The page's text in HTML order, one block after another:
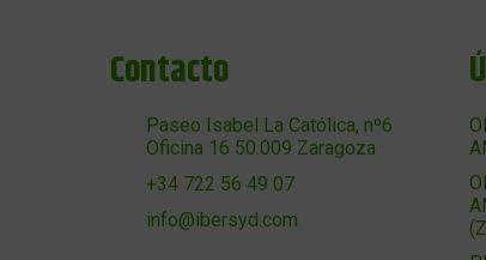
Contacto
Paseo Isabel La Católica, nº6
Oficina 16 50.009 Zaragoza
+34 722 56 49 07
info@ibersyd.com